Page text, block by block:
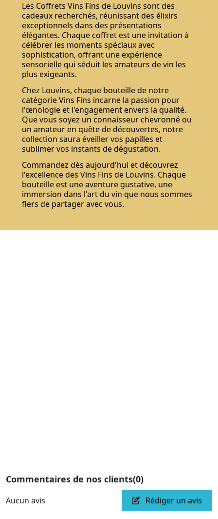
Les Coffrets Vins Fins de Louvins sont des
cadeaux recherchés, réunissant des élixirs
exceptionnels dans des présentations
élégantes. Chaque coffret est une invitation à
célébrer les moments spéciaux avec
sophistication, offrant une expérience
sensorielle qui séduit les amateurs de vin les
plus exigeants.
Chez Louvins, chaque bouteille de notre
catégorie Vins Fins incarne la passion pour
l'œnologie et l'engagement envers la qualité.
Que vous soyez un connaisseur chevronné ou
un amateur en quête de découvertes, notre
collection saura éveiller vos papilles et
sublimer vos instants de dégustation.
Commandez dès aujourd'hui et découvrez
l'excellence des Vins Fins de Louvins. Chaque
bouteille est une aventure gustative, une
immersion dans l'art du vin que nous sommes
fiers de partager avec vous.
Commentaires de nos clients(0)
Aucun avis Rédiger un avis